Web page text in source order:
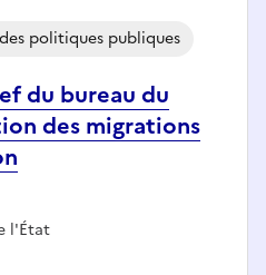
du bureau du
des migrations
politiques publiques
l'État